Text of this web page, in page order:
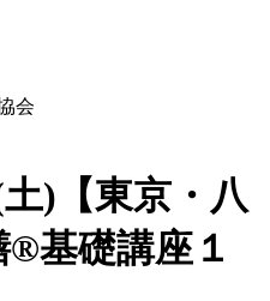
)【東京・八
基礎講座１